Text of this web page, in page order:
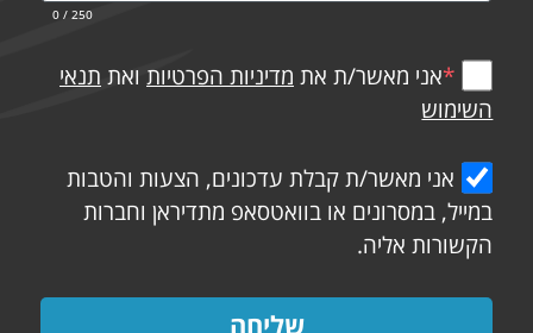
0 / 250
*אני מאשר/ת את מדיניות הפרטיות ואת תנאי
השימוש
אני מאשר/ת קבלת עדכונים, הצעות והטבות
במייל, במסרונים או בוואטסאפ מתדיראן וחברות
הקשורות אליה.
שליחה